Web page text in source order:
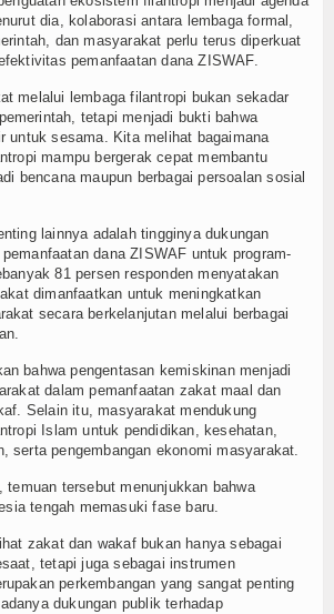
dia, kolaborasi antara lembaga formal,
dan masyarakat perlu terus diperkuat
pemanfaatan dana ZISWAF.
melalui lembaga filantropi bukan sekadar
tetapi menjadi bukti bahwa
untuk sesama. Kita melihat bagaimana
mampu bergerak cepat membantu
bencana maupun berbagai persoalan sosial
lainnya adalah tingginya dukungan
dana ZISWAF untuk program-
81 persen responden menyatakan
dimanfaatkan untuk meningkatkan
secara berkelanjutan melalui berbagai
bahwa pengentasan kemiskinan menjadi
dalam pemanfaatan zakat maal dan
Selain itu, masyarakat mendukung
Islam untuk pendidikan, kesehatan,
serta pengembangan ekonomi masyarakat.
temuan tersebut menunjukkan bahwa
tengah memasuki fase baru.
zakat dan wakaf bukan hanya sebagai
tetapi juga sebagai instrumen
perkembangan yang sangat penting
dukungan publik terhadap